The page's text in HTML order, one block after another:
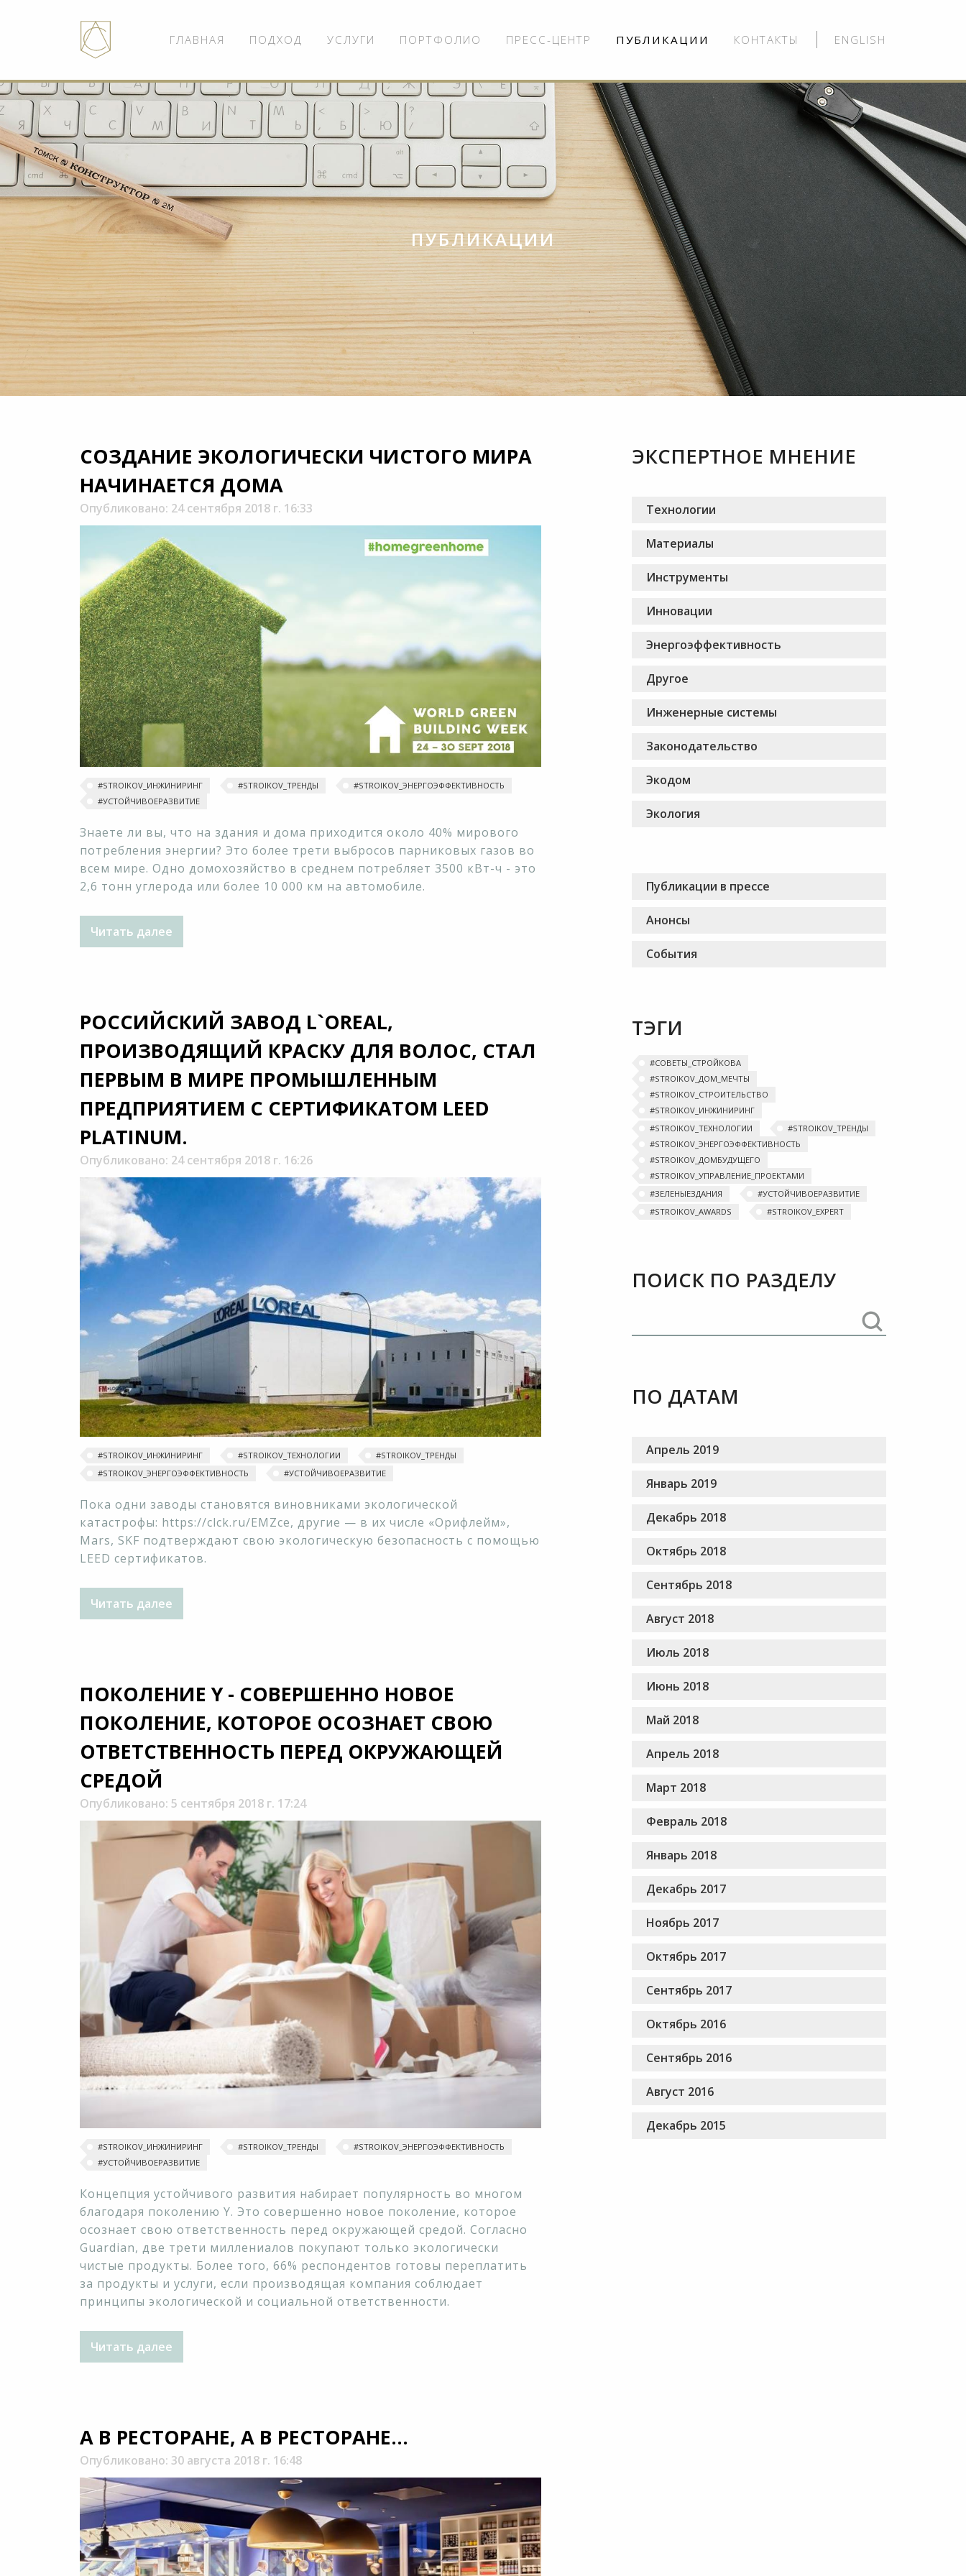
ГЛАВНАЯ ПОДХОД УСЛУГИ ПОРТФОЛИО ПРЕСС-ЦЕНТР ПУБЛИКАЦИИ КОНТАКТЫ ENGLISH
ПУБЛИКАЦИИ
СОЗДАНИЕ ЭКОЛОГИЧЕСКИ ЧИСТОГО МИРА
НАЧИНАЕТСЯ ДОМА
Опубликовано: 24 сентября 2018 г. 16:33
#STROIKOV_ИНЖИНИРИНГ #‎STROIKOV_ТРЕНДЫ‬
#STROIKOV_ЭНЕРГОЭФФЕКТИВНОСТЬ
#УСТОЙЧИВОЕРАЗВИТИЕ
Знаете ли вы, что на здания и дома приходится около 40% мирового
потребления энергии? Это более трети выбросов парниковых газов во
всем мире. Одно домохозяйство в среднем потребляет 3500 кВт-ч - это
2,6 тонн углерода или более 10 000 км на автомобиле.
Читать далее
РОССИЙСКИЙ ЗАВОД L`OREAL,
ПРОИЗВОДЯЩИЙ КРАСКУ ДЛЯ ВОЛОС, СТАЛ
ПЕРВЫМ В МИРЕ ПРОМЫШЛЕННЫМ
ПРЕДПРИЯТИЕМ С СЕРТИФИКАТОМ LEED
PLATINUM.
Опубликовано: 24 сентября 2018 г. 16:26
#STROIKOV_ИНЖИНИРИНГ #STROIKOV_ТЕХНОЛОГИИ
#‎STROIKOV_ТРЕНДЫ‬
#STROIKOV_ЭНЕРГОЭФФЕКТИВНОСТЬ
#УСТОЙЧИВОЕРАЗВИТИЕ
Пока одни заводы становятся виновниками экологической
катастрофы: https://clck.ru/EMZce, другие — в их числе «Орифлейм»,
Mars, SKF подтверждают свою экологическую безопасность с помощью
LEED сертификатов.
Читать далее
ПОКОЛЕНИЕ Y - СОВЕРШЕННО НОВОЕ
ПОКОЛЕНИЕ, КОТОРОЕ ОСОЗНАЕТ СВОЮ
ОТВЕТСТВЕННОСТЬ ПЕРЕД ОКРУЖАЮЩЕЙ
СРЕДОЙ
Опубликовано: 5 сентября 2018 г. 17:24
#STROIKOV_ИНЖИНИРИНГ #‎STROIKOV_ТРЕНДЫ‬
#STROIKOV_ЭНЕРГОЭФФЕКТИВНОСТЬ
#УСТОЙЧИВОЕРАЗВИТИЕ
Концепция устойчивого развития набирает популярность во многом
благодаря поколению Y. Это совершенно новое поколение, которое
осознает свою ответственность перед окружающей средой. Согласно
Guardian, две трети миллениалов покупают только экологически
чистые продукты. Более того, 66% респондентов готовы переплатить
за продукты и услуги, если производящая компания соблюдает
принципы экологической и социальной ответственности.
Читать далее
А В РЕСТОРАНЕ, А В РЕСТОРАНЕ...
Опубликовано: 30 августа 2018 г. 16:48
ЭКСПЕРТНОЕ МНЕНИЕ
Технологии
Материалы
Инструменты
Инновации
Энергоэффективность
Другое
Инженерные системы
Законодательство
Экодом
Экология
Публикации в прессе
Анонсы
События
ТЭГИ
#‎СОВЕТЫ_СТРОЙКОВА
#‎STROIKOV_ДОМ_МЕЧТЫ‬
#STROIKOV_СТРОИТЕЛЬСТВО
#STROIKOV_ИНЖИНИРИНГ
#STROIKOV_ТЕХНОЛОГИИ
#‎STROIKOV_ТРЕНДЫ‬
#STROIKOV_ЭНЕРГОЭФФЕКТИВНОСТЬ
#STROIKOV_ДОМБУДУЩЕГО
#STROIKOV_УПРАВЛЕНИЕ_ПРОЕКТАМИ
#ЗЕЛЕНЫЕЗДАНИЯ
#УСТОЙЧИВОЕРАЗВИТИЕ
#STROIKOV_AWARDS
#STROIKOV_EXPERT
ПОИСК ПО РАЗДЕЛУ
ПО ДАТАМ
Апрель 2019
Январь 2019
Декабрь 2018
Октябрь 2018
Сентябрь 2018
Август 2018
Июль 2018
Июнь 2018
Май 2018
Апрель 2018
Март 2018
Февраль 2018
Январь 2018
Декабрь 2017
Ноябрь 2017
Октябрь 2017
Сентябрь 2017
Октябрь 2016
Сентябрь 2016
Август 2016
Декабрь 2015